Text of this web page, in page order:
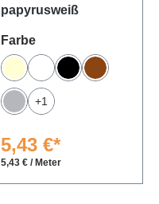
papyrusweiß
Farbeauswählen
Papyrusweiß
WeißSchwarz
Braun
Grau
+1
5,43 €*
5,43 € / Meter